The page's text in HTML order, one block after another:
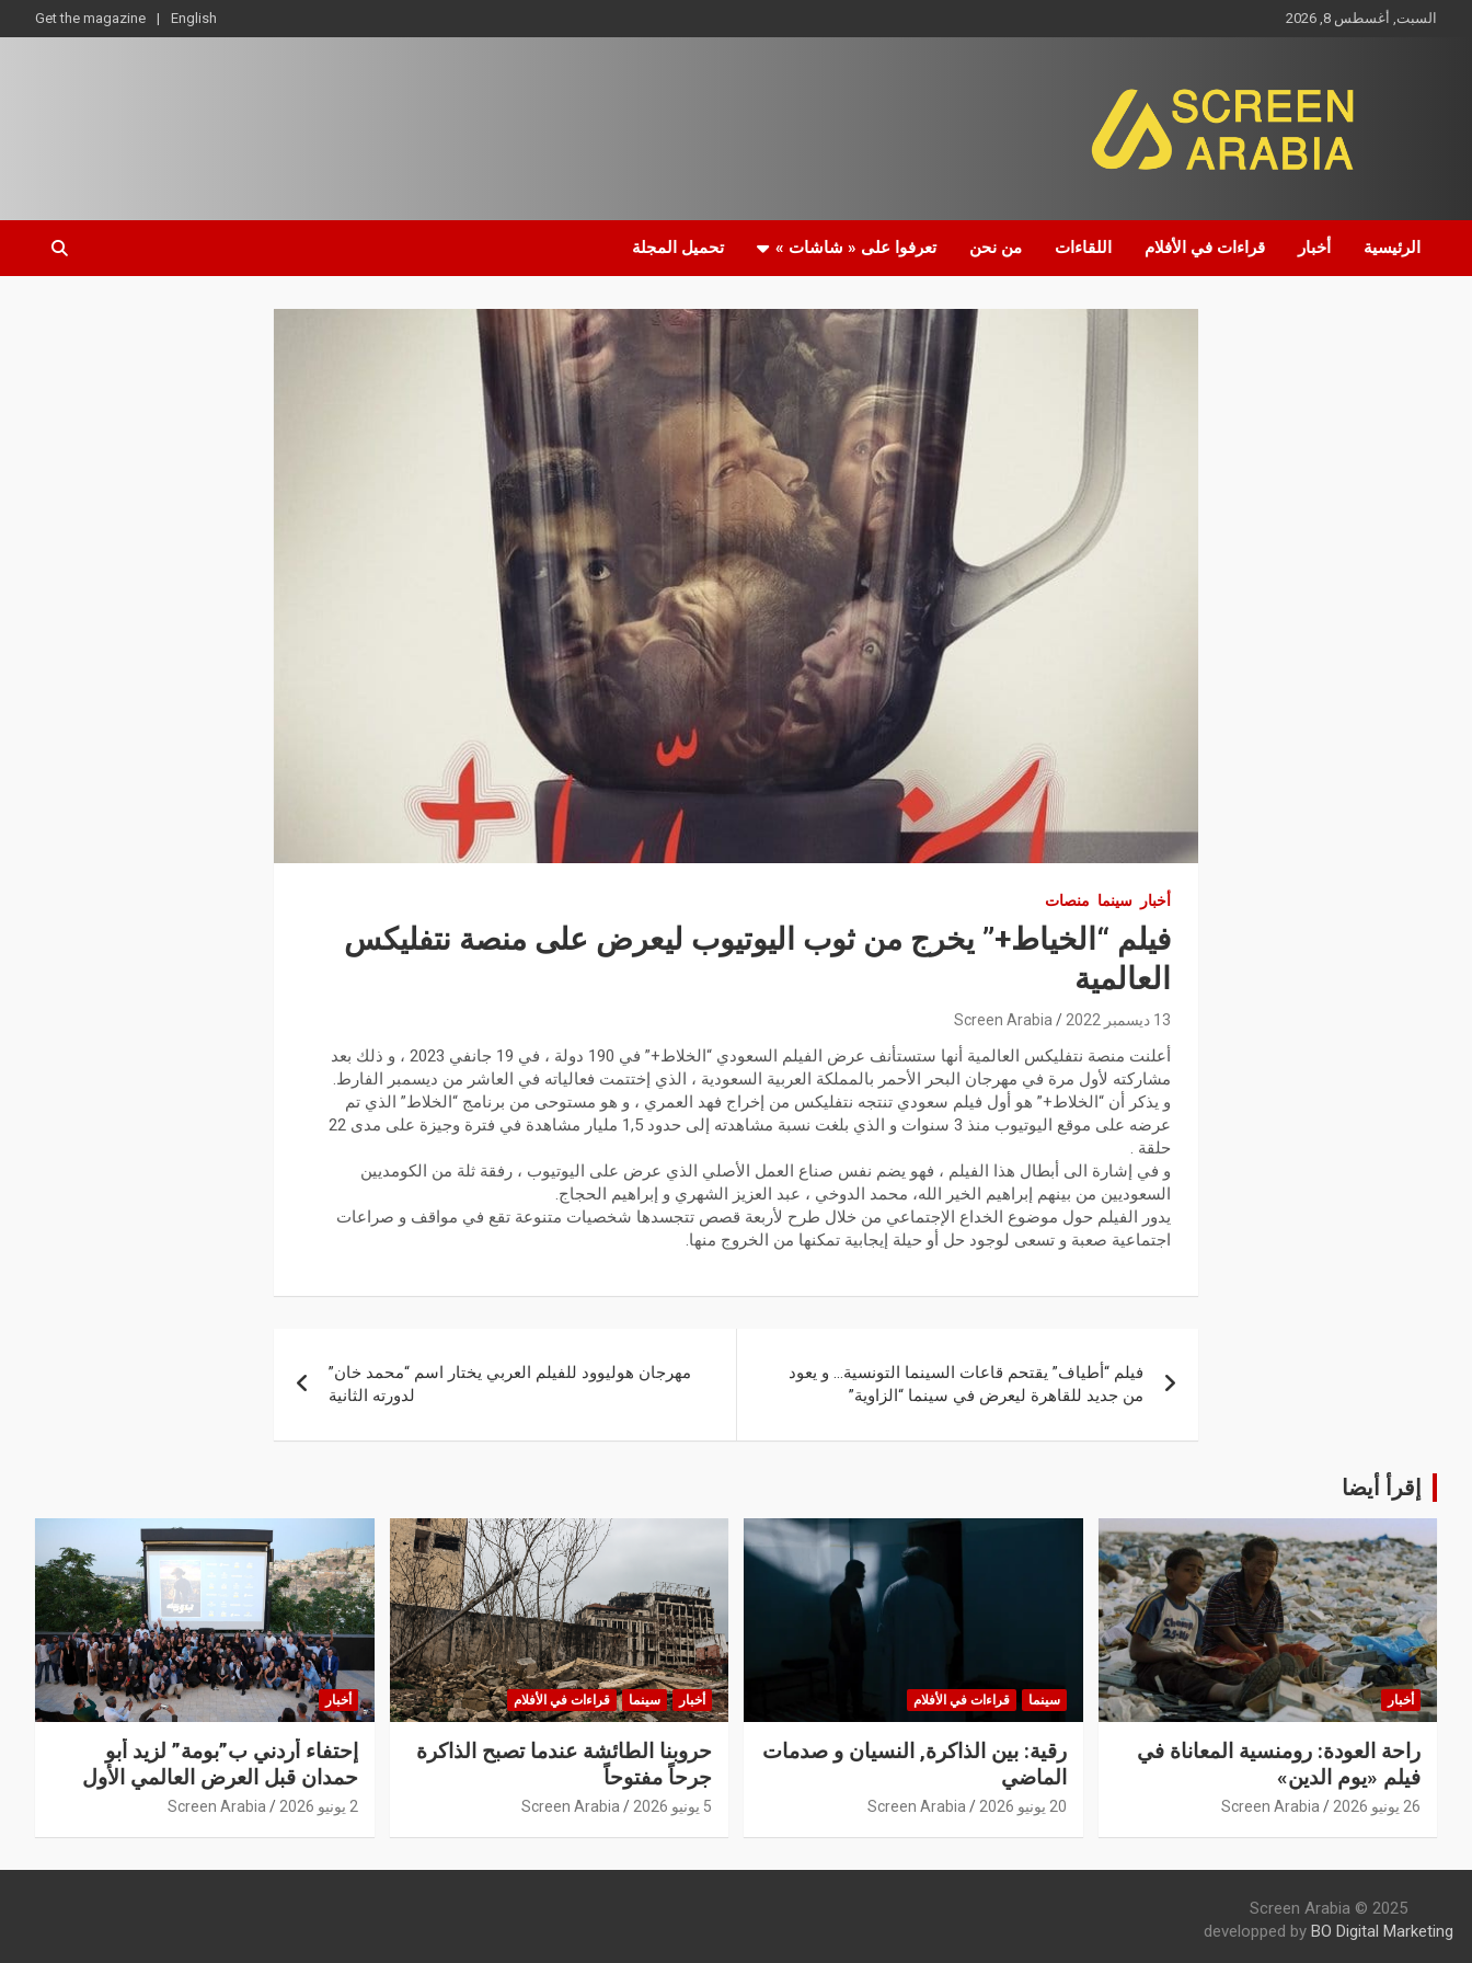
السبت, أغسطس 8, 2026 English
Get the magazine
Screen Arabia
الرئيسية أخبار قراءات في الأفلام اللقاءات من نحن تعرفوا على « شاشات » تحميل المجلة
أخبار سينما منصات
فيلم “الخياط+” يخرج من ثوب اليوتيوب ليعرض على منصة نتفليكس
العالمية
13 ديسمبر 2022 Screen Arabia
أعلنت منصة نتفليكس العالمية أنها ستستأنف عرض الفيلم السعودي “الخلاط+” في 190 دولة ، في 19 جانفي 2023 ، و ذلك بعد
مشاركته لأول مرة في مهرجان البحر الأحمر بالمملكة العربية السعودية ، الذي إختتمت فعالياته في العاشر من ديسمبر الفارط.
و يذكر أن “الخلاط+” هو أول فيلم سعودي تنتجه نتفليكس من إخراج فهد العمري ، و هو مستوحى من برنامج “الخلاط” الذي تم
عرضه على موقع اليوتيوب منذ 3 سنوات و الذي بلغت نسبة مشاهدته إلى حدود 1,5 مليار مشاهدة في فترة وجيزة على مدى 22
حلقة .
و في إشارة الى أبطال هذا الفيلم ، فهو يضم نفس صناع العمل الأصلي الذي عرض على اليوتيوب ، رفقة ثلة من الكومديين
السعوديين من بينهم إبراهيم الخير الله، محمد الدوخي ، عبد العزيز الشهري و إبراهيم الحجاج.
يدور الفيلم حول موضوع الخداع الإجتماعي من خلال طرح لأربعة قصص تتجسدها شخصيات متنوعة تقع في مواقف و صراعات
اجتماعية صعبة و تسعى لوجود حل أو حيلة إيجابية تمكنها من الخروج منها.
فيلم “أطياف” يقتحم قاعات السينما التونسية… و يعود
من جديد للقاهرة ليعرض في سينما “الزاوية”
مهرجان هوليوود للفيلم العربي يختار اسم “محمد خان”
لدورته الثانية
إقرأ أيضا
أخبار
راحة العودة: رومنسية المعاناة في
فيلم «يوم الدين»
26 يونيو 2026 Screen Arabia
سينما قراءات في الأفلام
رقية: بين الذاكرة, النسيان و صدمات
الماضي
20 يونيو 2026 Screen Arabia
أخبار سينما قراءات في الأفلام
حروبنا الطائشة عندما تصبح الذاكرة
جرحاً مفتوحاً
5 يونيو 2026 Screen Arabia
أخبار
إحتفاء أردني ب”بومة” لزيد أبو
حمدان قبل العرض العالمي الأول
2 يونيو 2026 Screen Arabia
Screen Arabia © 2025
developped by BO Digital Marketing